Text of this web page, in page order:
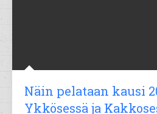
Näin pelataan kausi
Ykkösessä ja